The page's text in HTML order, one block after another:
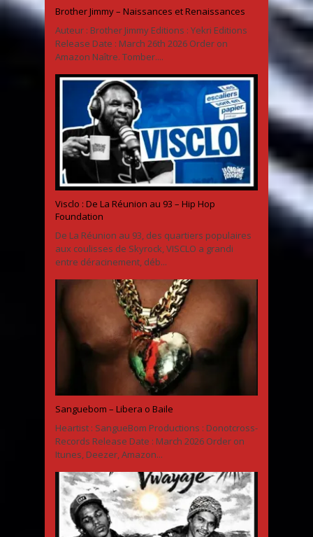
Brother Jimmy – Naissances et Renaissances
Auteur : Brother Jimmy Editions : Yekri Editions
Release Date : March 26th 2026 Order on
Amazon Naître. Tomber....
Visclo : De La Réunion au 93 – Hip Hop
Foundation
De La Réunion au 93, des quartiers populaires
aux coulisses de Skyrock, VISCLO a grandi
entre déracinement, déb...
Sanguebom – Libera o Baile
Heartist : SangueBom Productions : Donotcross-
Records Release Date : March 2026 Order on
Itunes, Deezer, Amazon...